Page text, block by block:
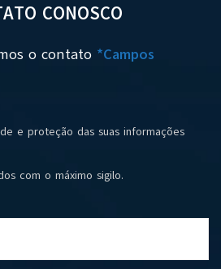
CONOSCO
o contato *Campos
e proteção das suas informações
com o máximo sigilo.